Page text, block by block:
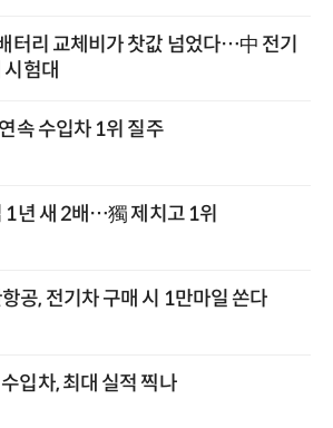
터리 교체비가 찻값 넘었다…中 전기
험대
속 수입차 1위 질주
1년 새 2배…獨 제치고 1위
공, 전기차 구매 시 1만마일 쏜다
입차, 최대 실적 찍나